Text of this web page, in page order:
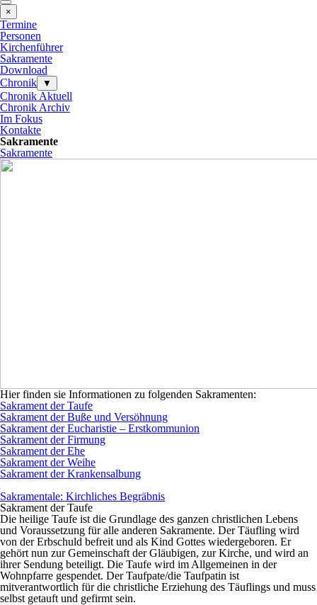
×
Termine
Personen
Kirchenführer
Sakramente
Download
Chronik
▼
Chronik Aktuell
Chronik Archiv
Im Fokus
Kontakte
Sakramente
Sakramente
Hier finden sie Informationen zu folgenden Sakramenten:
Sakrament der Taufe
Sakrament der Buße und Versöhnung
Sakrament der Eucharistie – Erstkommunion
Sakrament der Firmung
Sakrament der Ehe
Sakrament der Weihe
Sakrament der Krankensalbung
Sakramentale: Kirchliches Begräbnis
Sakrament der Taufe
Die heilige Taufe ist die Grundlage des ganzen christlichen Lebens
und Voraussetzung für alle anderen Sakramente. Der Täufling wird
von der Erbschuld befreit und als Kind Gottes wiedergeboren. Er
gehört nun zur Gemeinschaft der Gläubigen, zur Kirche, und wird an
ihrer Sendung beteiligt. Die Taufe wird im Allgemeinen in der
Wohnpfarre gespendet. Der Taufpate/die Taufpatin ist
mitverantwortlich für die christliche Erziehung des Täuflings und muss
selbst getauft und gefirmt sein.